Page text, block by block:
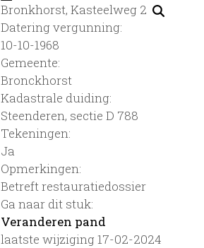
Bronkhorst, Kasteelweg 2
Datering vergunning:
10-10-1968
Gemeente:
Bronckhorst
Kadastrale duiding:
Steenderen, sectie D 788
Tekeningen:
Ja
Opmerkingen:
Betreft restauratiedossier
Ga naar dit stuk:
Veranderen pand
laatste wijziging 17-02-2024